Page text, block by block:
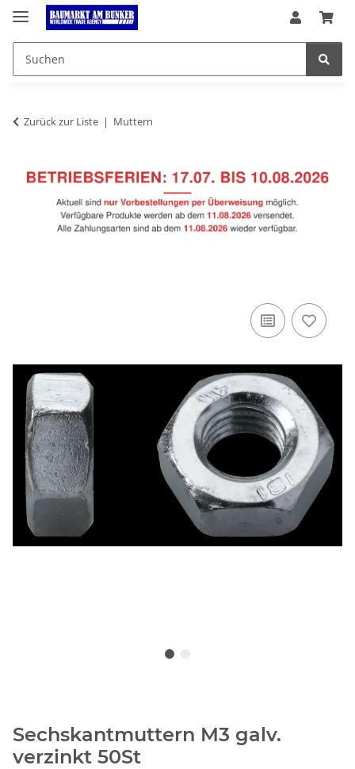
Zurück zur Liste Muttern
Sechskantmuttern M3 galv.
verzinkt 50St